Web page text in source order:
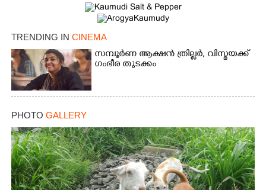
TRENDING IN CINEMA
സമ്പൂർണ ആക്ഷൻ ത്രില്ലർ,​ വിസ്മയക്ക്
ഗംഭീര തുടക്കം
PHOTO GALLERY